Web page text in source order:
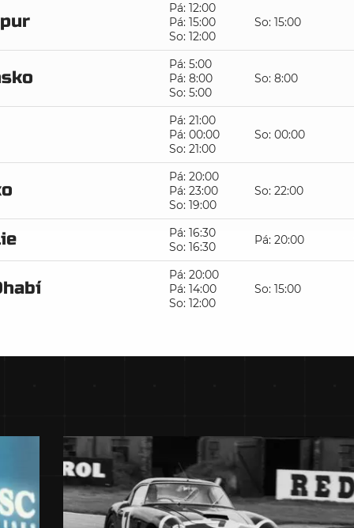
Pá: 12:00
Pá: 15:00
So: 12:00
So: 15:00
Pá: 5:00
Pá: 8:00
So: 5:00
So: 8:00
Pá: 21:00
Pá: 00:00
So: 21:00
So: 00:00
Pá: 20:00
Pá: 23:00
So: 19:00
So: 22:00
Pá: 16:30
So: 16:30
Pá: 20:00
Pá: 20:00
Pá: 14:00
So: 12:00
So: 15:00